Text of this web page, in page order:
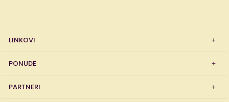
LINKOVI
PONUDE
PARTNERI